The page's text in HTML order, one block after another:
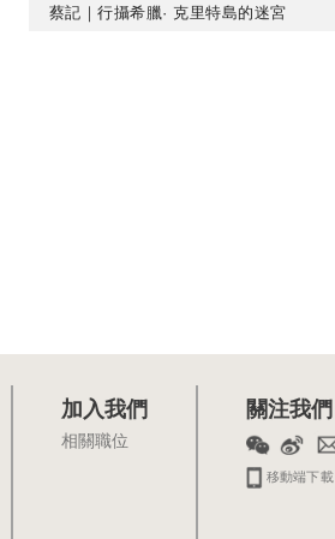
蔡記｜行攝希臘· 克里特島的迷宮
加入我們
相關職位
關注我們
移動端下載